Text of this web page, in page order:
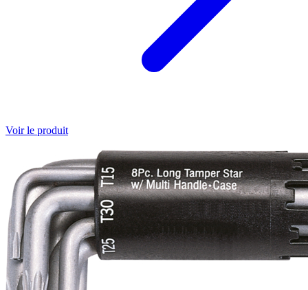
Voir le produit